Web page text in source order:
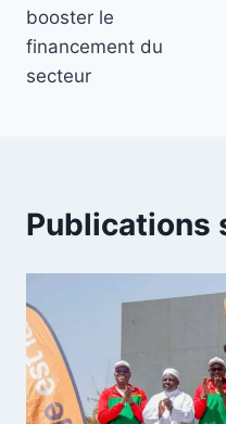
booster le
financement du
secteur
Publications